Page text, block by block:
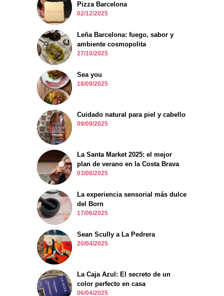
Pizza Barcelona
02/12/2025
Leña Barcelona: fuego, sabor y
ambiente cosmopolita
27/10/2025
Sea you
18/09/2025
Cuidado natural para piel y cabello
09/09/2025
La Santa Market 2025: el mejor
plan de verano en la Costa Brava
03/08/2025
La experiencia sensorial más dulce
del Born
17/06/2025
Sean Scully a La Pedrera
20/04/2025
La Caja Azul: El secreto de un
color perfecto en casa
06/04/2025